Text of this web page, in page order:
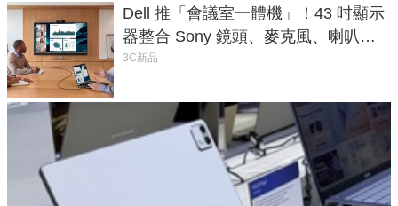
Dell 推「會議室一體機」！43 吋顯示
器整合 Sony 鏡頭、麥克風、喇叭，
一條 USB-C 就能開會
3C新品